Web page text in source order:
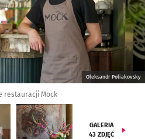
Oleksandr Poliakovsky
restauracji Mock
GALERIA
43 ZDJĘĆ